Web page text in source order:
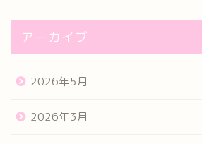
アーカイブ
2026年5月
2026年3月